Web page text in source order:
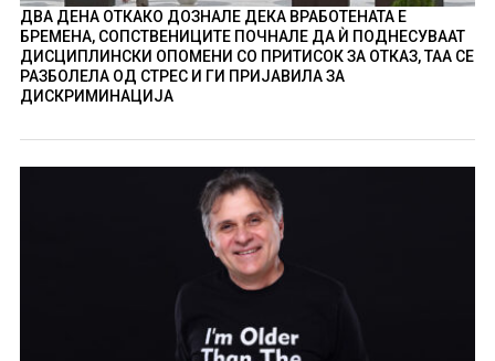
ДВА ДЕНА ОТКАКО ДОЗНАЛЕ ДЕКА ВРАБОТЕНАТА Е
БРЕМЕНА, СОПСТВЕНИЦИТЕ ПОЧНАЛЕ ДА Ѝ ПОДНЕСУВААТ
ДИСЦИПЛИНСКИ ОПОМЕНИ СО ПРИТИСОК ЗА ОТКАЗ, ТАА СЕ
РАЗБОЛЕЛА ОД СТРЕС И ГИ ПРИЈАВИЛА ЗА
ДИСКРИМИНАЦИЈА